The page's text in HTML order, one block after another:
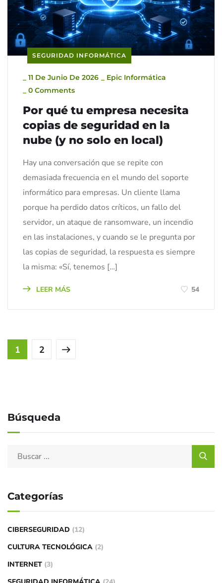
SEGURIDAD INFORMÁTICA
11 De Junio De 2026
Epic Informática
0 Comments
Por qué tu empresa necesita
copias de seguridad en la
nube (y no solo en local)
Hay una conversación que se repite con
demasiada frecuencia en el mundo del soporte
informático para empresas. Un cliente llama
porque ha perdido datos críticos, un fallo del
servidor, un ataque de ransomware, un incendio
en las instalaciones, y cuando se le pregunta por
las copias de seguridad, la respuesta es siempre
la misma: «Sí, tenemos […]
LEER MÁS 54
1 2
Búsqueda
Categorías
CIBERSEGURIDAD (12)
CULTURA TECNOLÓGICA (2)
INTERNET (3)